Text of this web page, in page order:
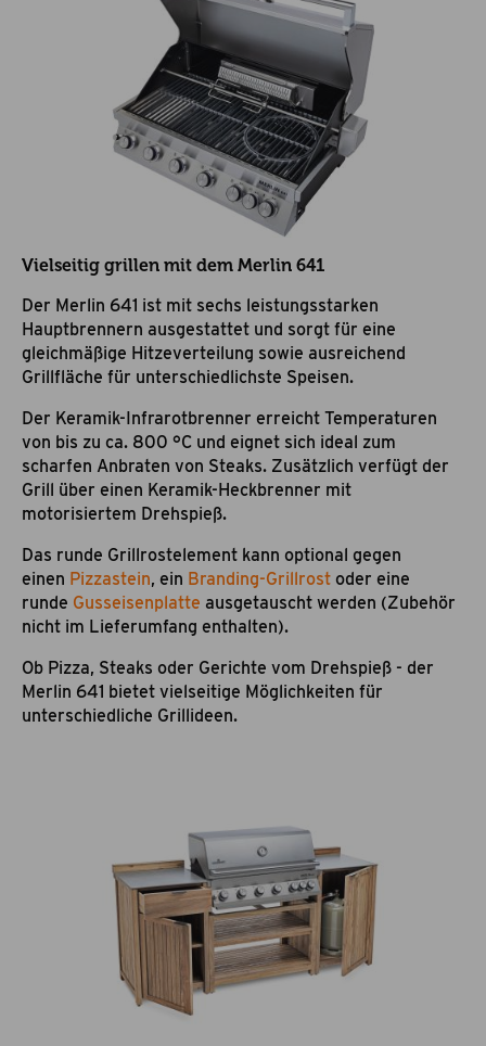
Vielseitig grillen mit dem Merlin 641
Der Merlin 641 ist mit sechs leistungsstarken
Hauptbrennern ausgestattet und sorgt für eine
gleichmäßige Hitzeverteilung sowie ausreichend
Grillfläche für unterschiedlichste Speisen.
Der Keramik-Infrarotbrenner erreicht Temperaturen
von bis zu ca. 800 °C und eignet sich ideal zum
scharfen Anbraten von Steaks. Zusätzlich verfügt der
Grill über einen Keramik-Heckbrenner mit
motorisiertem Drehspieß.
Das runde Grillrostelement kann optional gegen
einen Pizzastein, ein Branding-Grillrost oder eine
runde Gusseisenplatte ausgetauscht werden (Zubehör
nicht im Lieferumfang enthalten).
Ob Pizza, Steaks oder Gerichte vom Drehspieß - der
Merlin 641 bietet vielseitige Möglichkeiten für
unterschiedliche Grillideen.